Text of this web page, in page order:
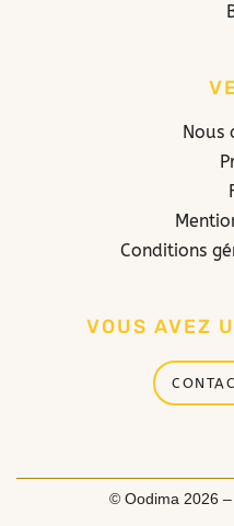
Nous
Conditions
VOUS AVEZ
© Oodima 2026